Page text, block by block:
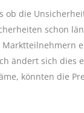
ob die
schon
ändert sich dies
könnten die